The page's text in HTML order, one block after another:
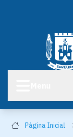
Página Inicial